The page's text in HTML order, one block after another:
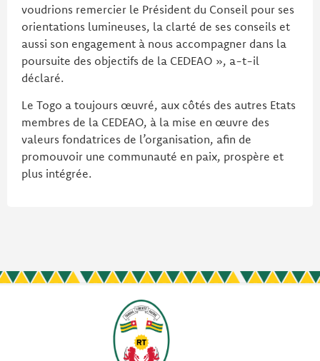
voudrions remercier le Président du Conseil pour ses
orientations lumineuses, la clarté de ses conseils et
aussi son engagement à nous accompagner dans la
poursuite des objectifs de la CEDEAO », a-t-il
déclaré.
Le Togo a toujours œuvré, aux côtés des autres Etats
membres de la CEDEAO, à la mise en œuvre des
valeurs fondatrices de l’organisation, afin de
promouvoir une communauté en paix, prospère et
plus intégrée.